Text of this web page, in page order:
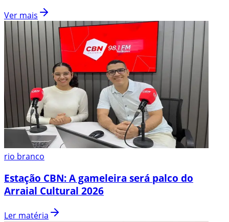
Ver mais
rio branco
Estação CBN: A gameleira será palco do
Arraial Cultural 2026
Ler matéria